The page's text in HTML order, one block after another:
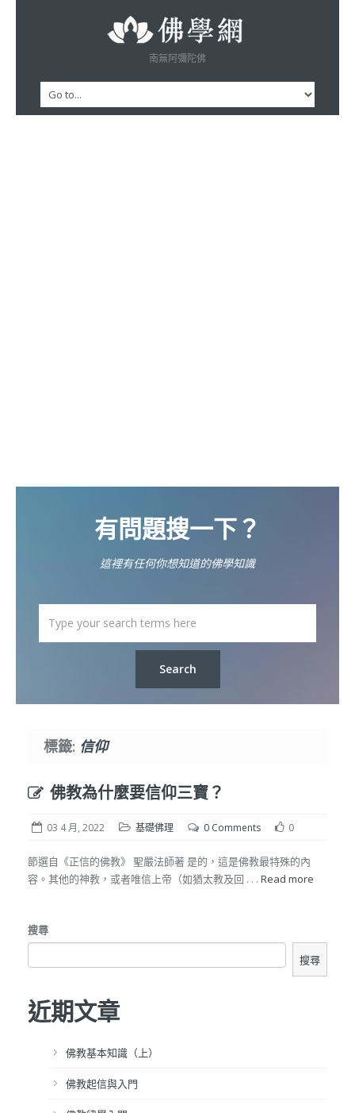
南無阿彌陀佛
有問題搜一下？
這裡有任何你想知道的佛學知識
標籤: 信仰
佛教為什麼要信仰三寶？
03 4 月, 2022 基礎佛理 0 Comments 0
節選自《正信的佛教》 聖嚴法師著 是的，這是佛教最特殊的內
容。其他的神教，或者唯信上帝（如猶太教及回 . . . Read more
搜尋
搜尋
近期文章
佛教基本知識（上）
佛教起信與入門